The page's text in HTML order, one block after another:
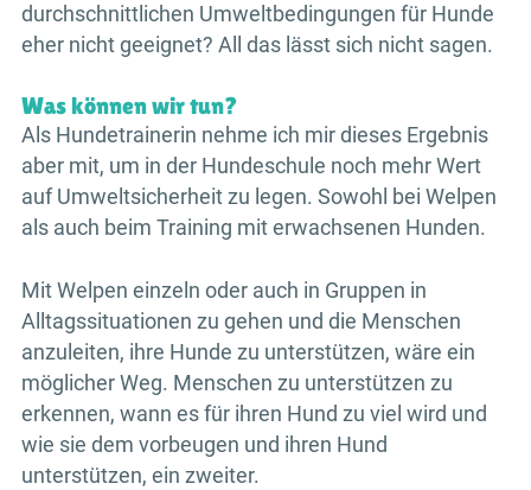
durchschnittlichen Umweltbedingungen für Hunde
eher nicht geeignet? All das lässt sich nicht sagen.
Was können wir tun?
Als Hundetrainerin nehme ich mir dieses Ergebnis
aber mit, um in der Hundeschule noch mehr Wert
auf Umweltsicherheit zu legen. Sowohl bei Welpen
als auch beim Training mit erwachsenen Hunden.
Mit Welpen einzeln oder auch in Gruppen in
Alltagssituationen zu gehen und die Menschen
anzuleiten, ihre Hunde zu unterstützen, wäre ein
möglicher Weg. Menschen zu unterstützen zu
erkennen, wann es für ihren Hund zu viel wird und
wie sie dem vorbeugen und ihren Hund
unterstützen, ein zweiter.